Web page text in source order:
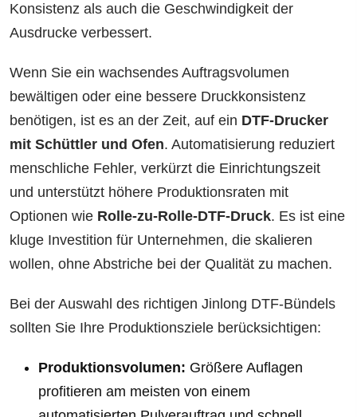
Konsistenz als auch die Geschwindigkeit der
Ausdrucke verbessert.
Wenn Sie ein wachsendes Auftragsvolumen
bewältigen oder eine bessere Druckkonsistenz
benötigen, ist es an der Zeit, auf ein DTF-Drucker
mit Schüttler und Ofen. Automatisierung reduziert
menschliche Fehler, verkürzt die Einrichtungszeit
und unterstützt höhere Produktionsraten mit
Optionen wie Rolle-zu-Rolle-DTF-Druck. Es ist eine
kluge Investition für Unternehmen, die skalieren
wollen, ohne Abstriche bei der Qualität zu machen.
Bei der Auswahl des richtigen Jinlong DTF-Bündels
sollten Sie Ihre Produktionsziele berücksichtigen:
Produktionsvolumen: Größere Auflagen
profitieren am meisten von einem